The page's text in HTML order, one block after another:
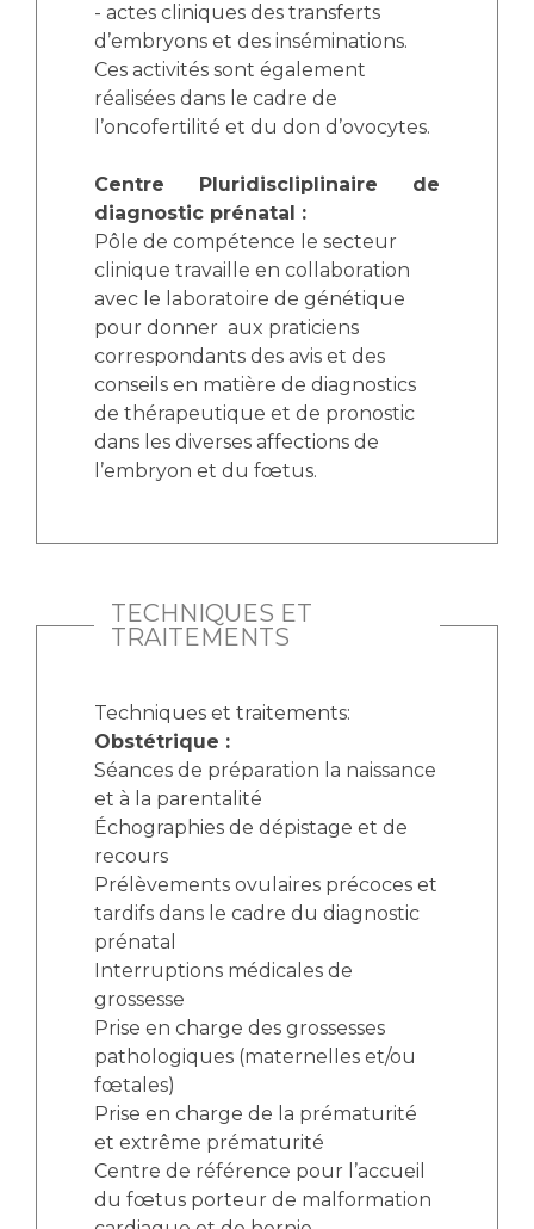
- actes cliniques des transferts
d’embryons et des inséminations.
Ces activités sont également
réalisées dans le cadre de
l’oncofertilité et du don d’ovocytes.
Centre Pluridiscliplinaire de
diagnostic prénatal :
Pôle de compétence le secteur
clinique travaille en collaboration
avec le laboratoire de génétique
pour donner aux praticiens
correspondants des avis et des
conseils en matière de diagnostics
de thérapeutique et de pronostic
dans les diverses affections de
l’embryon et du fœtus.
TECHNIQUES ET
TRAITEMENTS
Techniques et traitements:
Obstétrique :
Séances de préparation la naissance
et à la parentalité
Échographies de dépistage et de
recours
Prélèvements ovulaires précoces et
tardifs dans le cadre du diagnostic
prénatal
Interruptions médicales de
grossesse
Prise en charge des grossesses
pathologiques (maternelles et/ou
fœtales)
Prise en charge de la prématurité
et extrême prématurité
Centre de référence pour l’accueil
du fœtus porteur de malformation